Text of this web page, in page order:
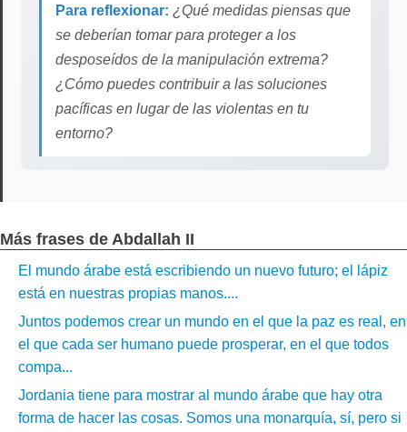
Para reflexionar: ¿Qué medidas piensas que
se deberían tomar para proteger a los
desposeídos de la manipulación extrema?
¿Cómo puedes contribuir a las soluciones
pacíficas en lugar de las violentas en tu
entorno?
Más frases de Abdallah II
El mundo árabe está escribiendo un nuevo futuro; el lápiz
está en nuestras propias manos....
Juntos podemos crear un mundo en el que la paz es real, en
el que cada ser humano puede prosperar, en el que todos
compa...
Jordania tiene para mostrar al mundo árabe que hay otra
forma de hacer las cosas. Somos una monarquía, sí, pero si